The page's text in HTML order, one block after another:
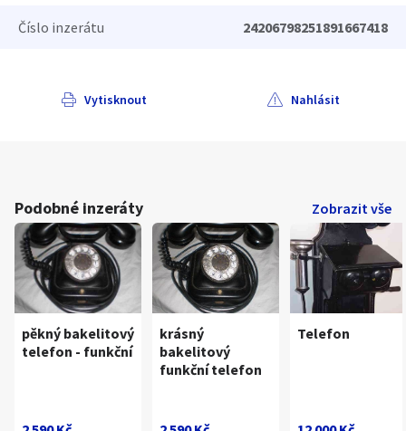
Číslo inzerátu 24206798251891667418
Vytisknout Nahlásit
Podobné inzeráty Zobrazit vše
pěkný bakelitový
telefon - funkční
krásný
bakelitový
funkční telefon
Telefon